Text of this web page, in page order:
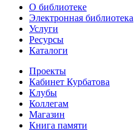
О библиотеке
Электронная библиотека
Услуги
Ресурсы
Каталоги
Проекты
Кабинет Курбатова
Клубы
Коллегам
Магазин
Книга памяти